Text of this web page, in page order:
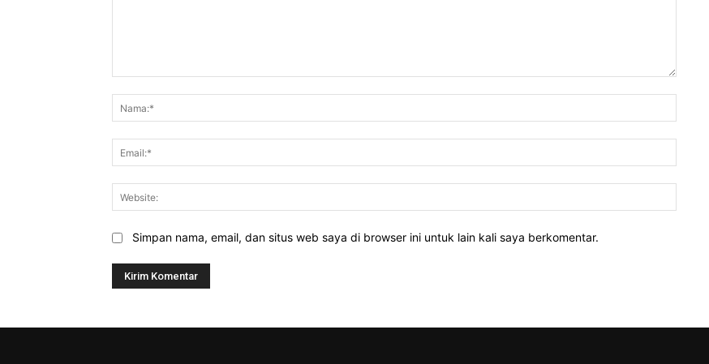
Simpan nama, email, dan situs web saya di browser ini untuk lain kali saya berkomentar.